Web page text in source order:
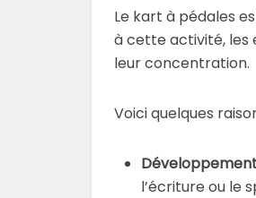
Le kart à pédales
à cette activité, les
leur concentration.
Voici quelques
l’écriture ou le